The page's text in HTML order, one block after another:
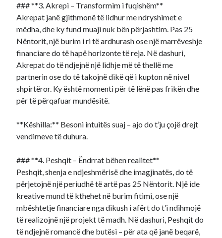
### **3. Akrepi – Transformim i fuqishëm**
Akrepat janë gjithmonë të lidhur me ndryshimet e
mëdha, dhe ky fund muaji nuk bën përjashtim. Pas 25
Nëntorit, një burim i ri të ardhurash ose një marrëveshje
financiare do të hapë horizonte të reja. Në dashuri,
Akrepat do të ndjejnë një lidhje më të thellë me
partnerin ose do të takojnë dikë që i kupton në nivel
shpirtëror. Ky është momenti për të lënë pas frikën dhe
për të përqafuar mundësitë.
**Këshilla:** Besoni intuitës suaj – ajo do t’ju çojë drejt
vendimeve të duhura.
### **4. Peshqit – Ëndrrat bëhen realitet**
Peshqit, shenja e ndjeshmërisë dhe imagjinatës, do të
përjetojnë një periudhë të artë pas 25 Nëntorit. Një ide
kreative mund të kthehet në burim fitimi, ose një
mbështetje financiare nga dikush i afërt do t’i ndihmojë
të realizojnë një projekt të madh. Në dashuri, Peshqit do
të ndjejnë romancë dhe butësi – për ata që janë beqarë,